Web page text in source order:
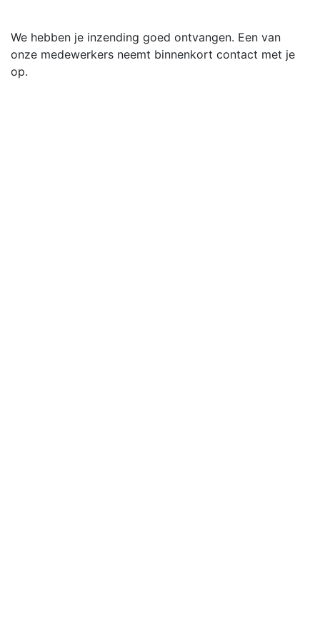
We hebben je inzending goed ontvangen. Een van
onze medewerkers neemt binnenkort contact met je
op.